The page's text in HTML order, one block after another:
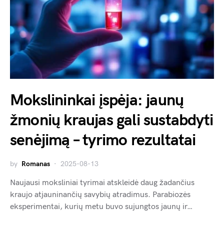
Mokslininkai įspėja: jaunų
žmonių kraujas gali sustabdyti
senėjimą – tyrimo rezultatai
by Romanas 2025-08-13
Naujausi moksliniai tyrimai atskleidė daug žadančius
kraujo atjauninančių savybių atradimus. Parabiozės
eksperimentai, kurių metu buvo sujungtos jaunų ir…